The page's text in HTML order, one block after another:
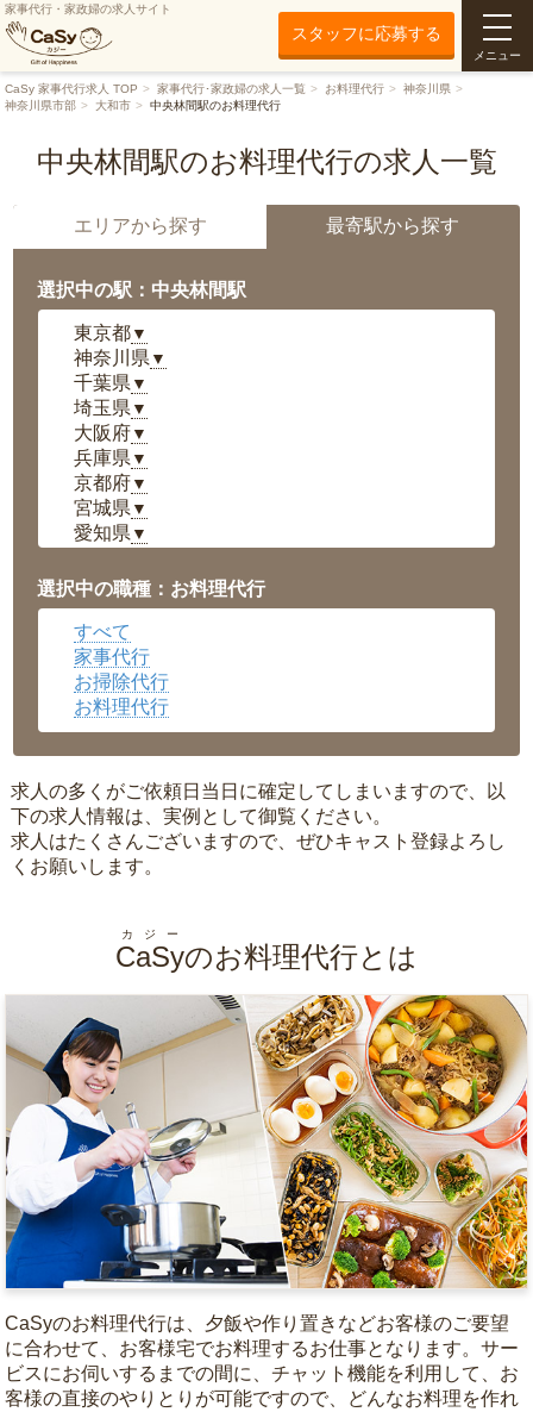
家事代行・家政婦の求人サイト
スタッフに応募する
メニュー
CaSy 家事代行求人 TOP 家事代行･家政婦の求人一覧 お料理代行
神奈川県
神奈川県市部
大和市 中央林間駅のお料理代行
中央林間駅のお料理代行の求人一覧
エリアから探す 最寄駅から探す
選択中の駅：中央林間駅
東京都▼
神奈川県 ▼
千葉県 ▼
埼玉県 ▼
大阪府▼
兵庫県 ▼
京都府▼
宮城県 ▼
愛知県 ▼
岡山県▼
広島県▼
沖縄県
選択中の職種：お料理代行
すべて
家事代行
お掃除代行
お料理代行
求人の多くがご依頼日当日に確定してしまいますので、以
下の求人情報は、実例として御覧ください。
求人はたくさんございますので、ぜひキャスト登録よろし
くお願いします。
CaSy
カジー
のお料理代行とは
CaSyのお料理代行は、夕飯や作り置きなどお客様のご要望
に合わせて、お客様宅でお料理するお仕事となります。サー
ビスにお伺いするまでの間に、チャット機能を利用して、お
客様の直接のやりとりが可能ですので、どんなお料理を作れ